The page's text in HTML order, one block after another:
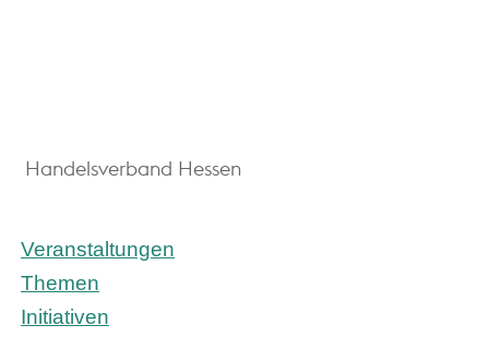
Handelsverband Hessen
Veranstaltungen
Themen
Initiativen